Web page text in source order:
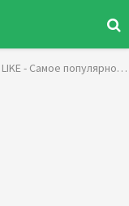
- Самое популярное видео-сообщество